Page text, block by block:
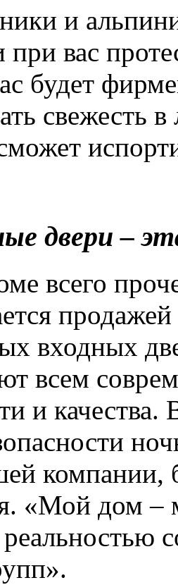
и
при вас
будет
свежесть
двери –
входных
всем
и
компании,
«Мой дом –
реальностью